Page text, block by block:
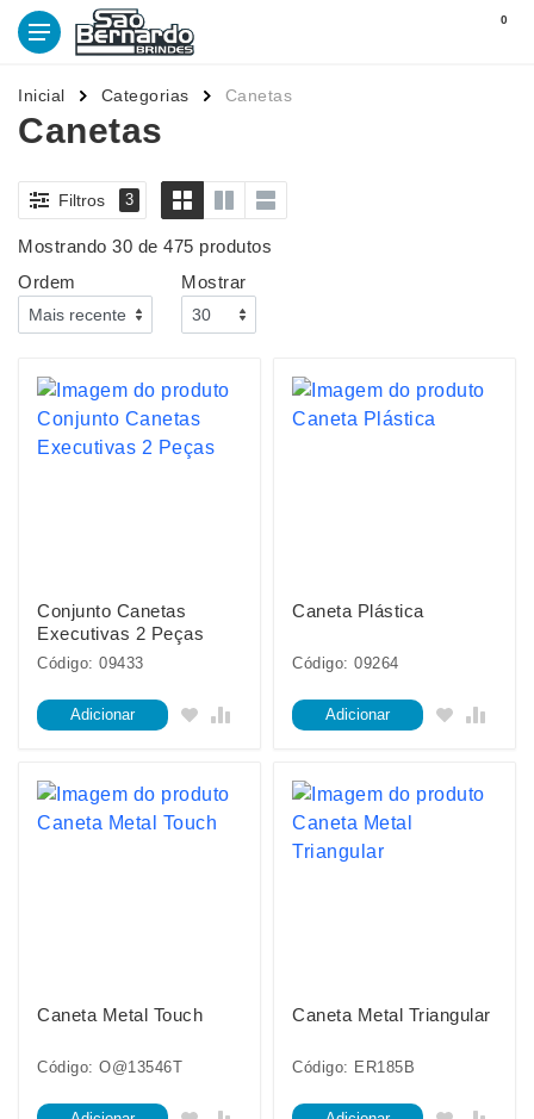
0
Inicial Categorias Canetas
Canetas
Filtros 3
Mostrando 30 de 475 produtos
Ordem
Mostrar
Conjunto Canetas
Executivas 2 Peças
Código: 09433
Adicionar
Caneta Plástica
Código: 09264
Adicionar
Caneta Metal Touch
Código: O@13546T
Caneta Metal Triangular
Código: ER185B